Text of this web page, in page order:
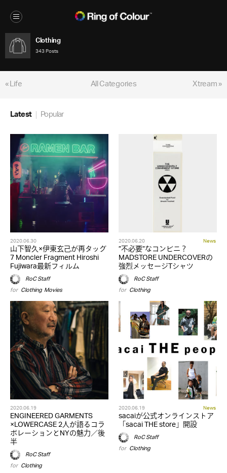
Clothing
343 Posts
« Life Xtream »
All Categories
Latest Popular
2020.06.30
山下智久×伊東玄己が再タッグ
7 Moncler Fragment Hiroshi
Fujiwara最新フィルム
RoC Staff
for Clothing,Movies
2020.06.20 News
”不必要”なコンビニ？
MADSTORE UNDERCOVERの
強烈メッセージTシャツ
RoC Staff
for Clothing
2020.06.19
ENGINEERED GARMENTS
×LOWERCASE 2人が語るコラ
ボレーションとNYの魅力／後
半
RoC Staff
for Clothing
2020.06.19 News
sacaiが公式オンラインストア
「sacai THE store」開設
RoC Staff
for Clothing